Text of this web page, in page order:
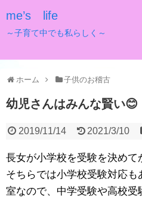
me’s life
～子育て中でも私らしく～
ホーム 子供のお稽古
幼児さんはみんな賢い😊
2019/11/14 2021/3/10
長女が小学校を受験を決めて
そちらでは小学校受験対応
室なので、中学受験や高校受